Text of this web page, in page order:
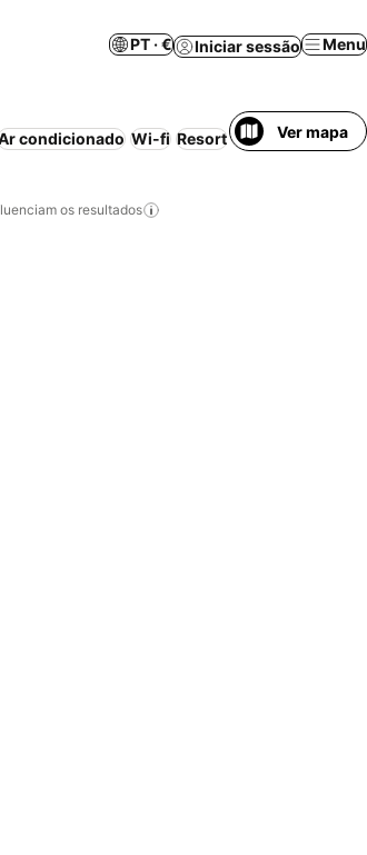
PT · € Iniciar sessão Menu
condicionado Wi-fi Resort AparthotelVer mapa
os resultados
aos favoritos
aos favoritos